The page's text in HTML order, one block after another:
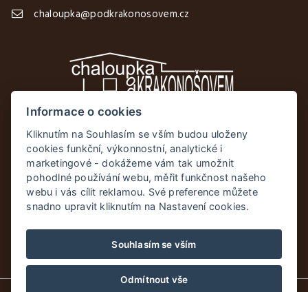
chaloupka@podkrakonosovem.cz
Facebook
Instagram
Informace o cookies
Kliknutím na Souhlasím se vším budou uloženy
cookies funkční, výkonnostní, analytické i
marketingové - dokážeme vám tak umožnit
pohodlné používání webu, měřit funkčnost našeho
webu i vás cílit reklamou. Své preference můžete
snadno upravit kliknutím na Nastavení cookies.
Souhlasím se vším
Odmítnout vše